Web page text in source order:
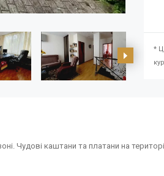
*
Чудові каштани та платани на